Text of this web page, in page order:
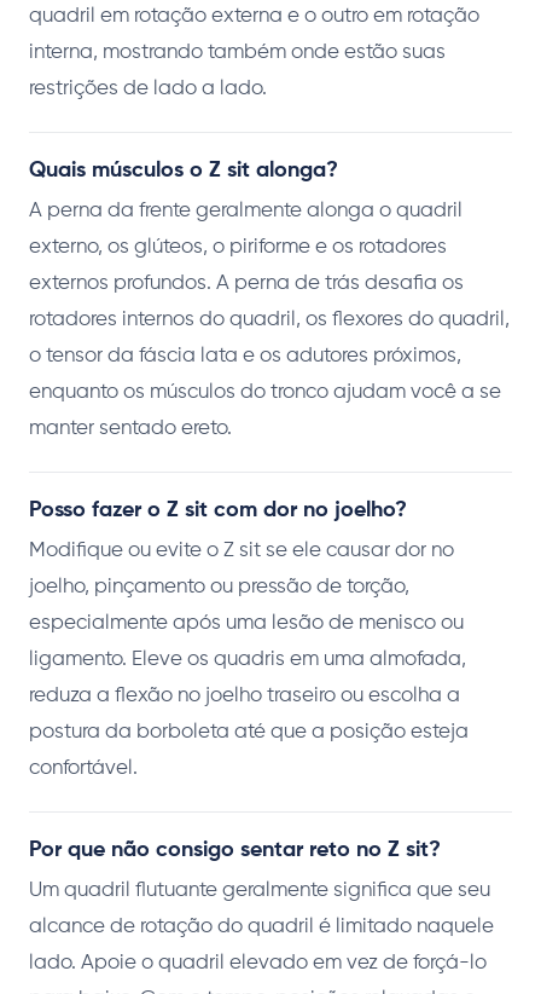
quadril em rotação externa e o outro em rotação
interna, mostrando também onde estão suas
restrições de lado a lado.
Quais músculos o Z sit alonga?
A perna da frente geralmente alonga o quadril
externo, os glúteos, o piriforme e os rotadores
externos profundos. A perna de trás desafia os
rotadores internos do quadril, os flexores do quadril,
o tensor da fáscia lata e os adutores próximos,
enquanto os músculos do tronco ajudam você a se
manter sentado ereto.
Posso fazer o Z sit com dor no joelho?
Modifique ou evite o Z sit se ele causar dor no
joelho, pinçamento ou pressão de torção,
especialmente após uma lesão de menisco ou
ligamento. Eleve os quadris em uma almofada,
reduza a flexão no joelho traseiro ou escolha a
postura da borboleta até que a posição esteja
confortável.
Por que não consigo sentar reto no Z sit?
Um quadril flutuante geralmente significa que seu
alcance de rotação do quadril é limitado naquele
lado. Apoie o quadril elevado em vez de forçá-lo